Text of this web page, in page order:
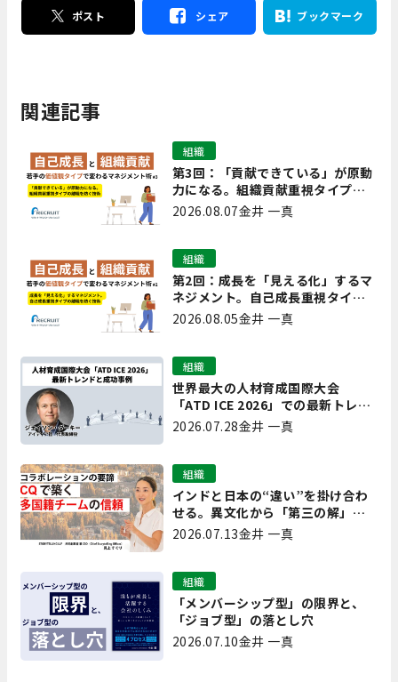
ポスト シェア ブックマーク
関連記事
第3回：「貢献できている」が原動
力になる。組織貢献重視タイプの
離職を防ぐ技術
組織
2026.08.07金井 一真
第2回：成長を「見える化」するマ
ネジメント。自己成長重視タイプ
の離職を防ぐ技術
組織
2026.08.05金井 一真
世界最大の人材育成国際大会
「ATD ICE 2026」での最新トレン
ドと成功事例｜「重要で実用的
な、日本にも合う」ホットトピッ
組織
2026.07.28金井 一真
インドと日本の“違い”を掛け合わ
せる。異文化から「第三の解」を
生み出す実践【現場を変えるCQ白
組織
2026.07.13金井 一真
「メンバーシップ型」の限界と、
「ジョブ型」の落とし穴
組織
2026.07.10金井 一真